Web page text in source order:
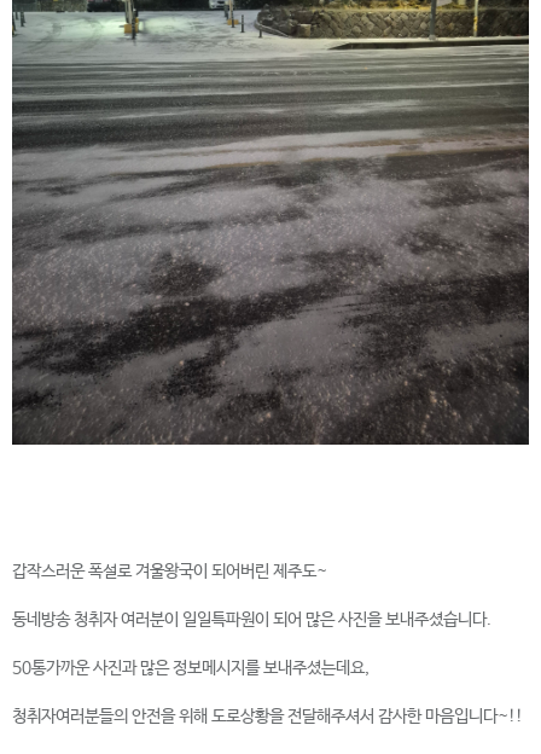
갑작스러운 폭설로 겨울왕국이 되어버린 제주도~
동네방송 청취자 여러분이 일일특파원이 되어 많은 사진을 보내주셨습니다.
50통가까운 사진과 많은 정보메시지를 보내주셨는데요,
청취자여러분들의 안전을 위해 도로상황을 전달해주셔서 감사한 마음입니다~!!